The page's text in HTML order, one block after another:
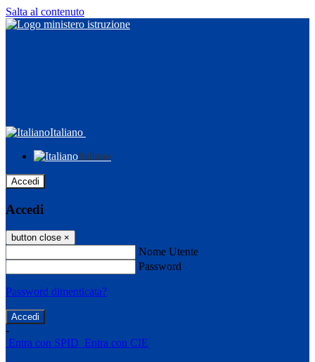
Salta al contenuto
Italiano
Italiano
Accedi
Accedi
button close ×
Nome Utente
Password
Password dimenticata?
-
Entra con SPID Entra con CIE